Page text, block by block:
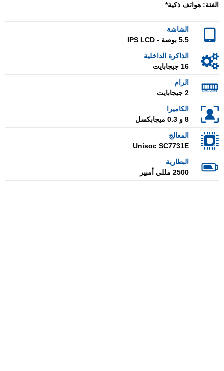
الفئة: هواتف ذكية*
الشاشة
5.5 بوصة - IPS LCD
الذاكرة الداخلية
16 جيجابايت
الرام
2 جيجابايت
الكاميرا
8 و 0.3 ميجابكسل
المعالج
Unisoc SC7731E
البطارية
2500 مللي أمبير